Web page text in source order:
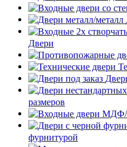
Двери
размеров
фурнитурой